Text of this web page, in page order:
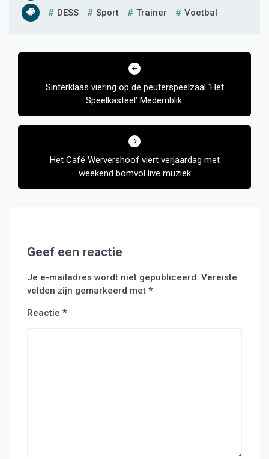
DESS Sport Trainer Voetbal
Bericht
Sinterklaas viering op de peuterspeelzaal ‘Het
Speelkasteel’ Medemblik.
Het Café Wervershoof viert verjaardag met
weekend bomvol live muziek
Geef een reactie
Je e-mailadres wordt niet gepubliceerd. Vereiste
velden zijn gemarkeerd met *
Reactie *